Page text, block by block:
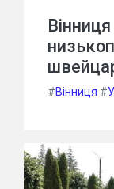
#Вінниця #